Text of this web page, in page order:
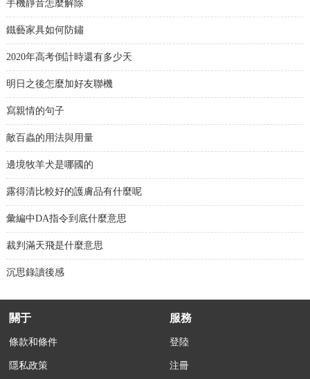
手機靜音怎麼解除
鐵藝家具如何防鏽
2020年高考倒計時還有多少天
明日之後怎麼加好友聯機
寫親情的句子
敵百蟲的用法與用量
邊境牧羊犬是哪國的
露得清比較好的護膚品有什麼呢
彙編中DA指令到底什麼意思
裁判滿天飛是什麼意思
沉思錄讀後感
關于
條款和條件
隱私政策
服務
登陸
注冊